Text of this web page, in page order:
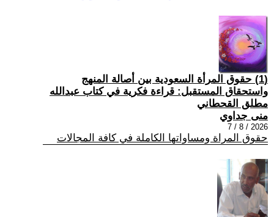
(1) حقوق المرأة السعودية بين أصالة المنهج
واستحقاق المستقبل: قراءة فكرية في كتاب عبدالله
مطلق القحطاني
منى جداوي
2026 / 8 / 7
حقوق المراة ومساواتها الكاملة في كافة المجالات